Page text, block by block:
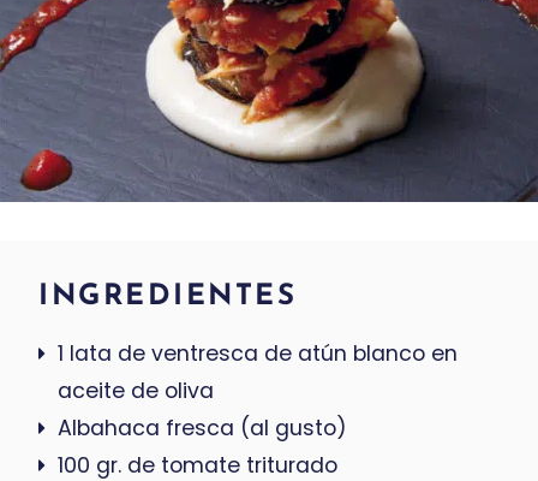
INGREDIENTES
1 lata de ventresca de atún blanco en
aceite de oliva
Albahaca fresca (al gusto)
100 gr. de tomate triturado